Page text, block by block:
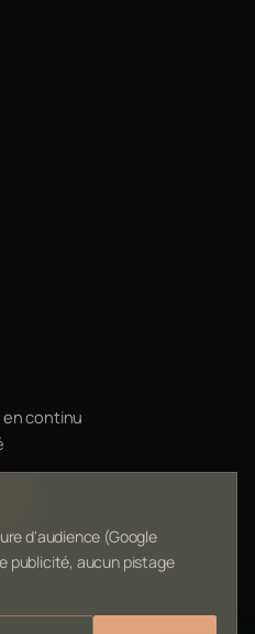
en continu
d'audience (Google
publicité, aucun pistage